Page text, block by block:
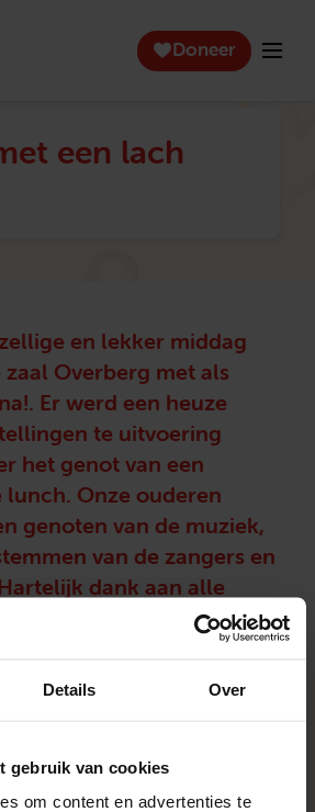
Details Over
gebruik van cookies
om content en advertenties te
Doneer
een lach
en lekker middag
Overberg met als
Er werd een heuze
te uitvoering
het genot van een
Onze ouderen
genoten van de muziek,
van de zangers en
dank aan alle
personeel voor de mooie
Nieuwsbrief